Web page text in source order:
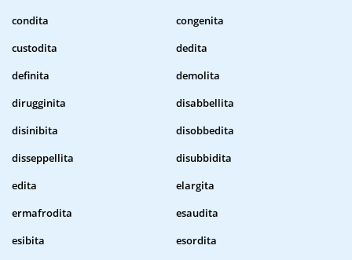
condita
congenita
custodita
dedita
definita
demolita
dirugginita
disabbellita
disinibita
disobbedita
disseppellita
disubbidita
edita
elargita
ermafrodita
esaudita
esibita
esordita